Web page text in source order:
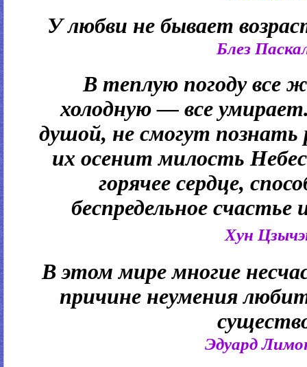
У любви не бывает
Блез
В теплую погоду все
холодную — все
душой, не смогут познать
их осенит милость
горячее сердце,
беспредельное счастье
Хун
В этом мире многие
причине неумения
Эдуард